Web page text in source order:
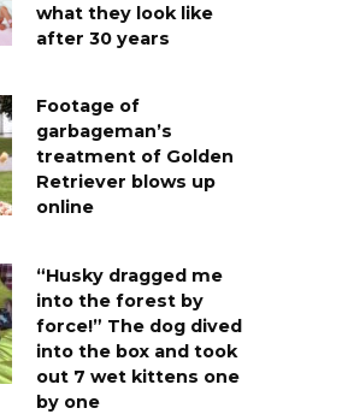
what they look like
after 30 years
Footage of
garbageman’s
treatment of Golden
Retriever blows up
online
“Husky dragged me
into the forest by
force!” The dog dived
into the box and took
out 7 wet kittens one
by one